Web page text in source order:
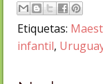
Etiquetas:
infantil,